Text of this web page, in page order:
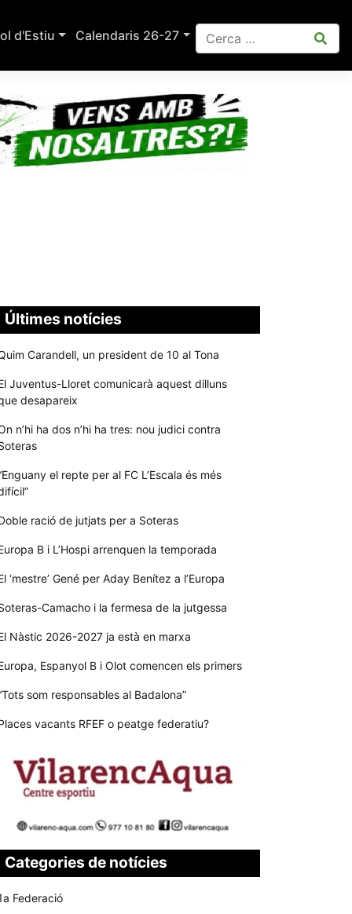
d'Estiu Calendaris 26-27
Últimes notícies
Carandell, un president de 10 al Tona
Juventus-Lloret comunicarà aquest dilluns
desapareix
n’hi ha dos n’hi ha tres: nou judici contra
el repte per al FC L’Escala és més
ració de jutjats per a Soteras
B i L’Hospi arrenquen la temporada
‘mestre’ Gené per Aday Benítez a l’Europa
Camacho i la fermesa de la jutgessa
Nàstic 2026-2027 ja està en marxa
Espanyol B i Olot comencen els primers
som responsables al Badalona”
vacants RFEF o peatge federatiu?
Categories de notícies
Federació